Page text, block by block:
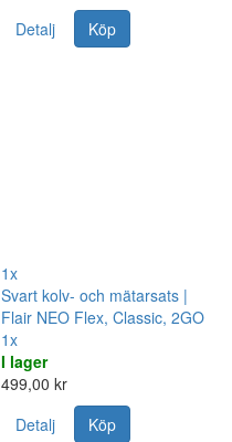
Detalj
Köp
1x
Svart kolv- och mätarsats |
Flair NEO Flex, Classic, 2GO
1x
I lager
499,00 kr
Detalj
Köp